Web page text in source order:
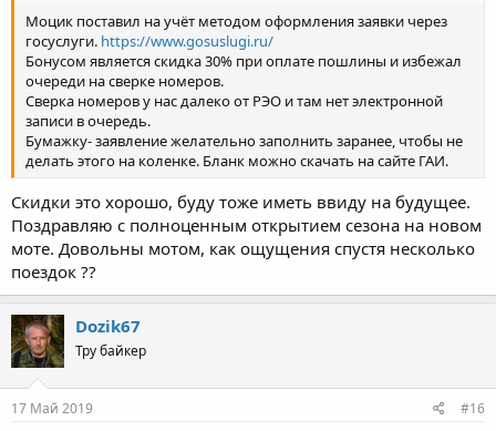
Моцик поставил на учёт методом оформления заявки через
госуслуги. https://www.gosuslugi.ru/
Бонусом является скидка 30% при оплате пошлины и избежал
очереди на сверке номеров.
Сверка номеров у нас далеко от РЭО и там нет электронной
записи в очередь.
Бумажку- заявление желательно заполнить заранее, чтобы не
делать этого на коленке. Бланк можно скачать на сайте ГАИ.
Скидки это хорошо, буду тоже иметь ввиду на будущее.
Поздравляю с полноценным открытием сезона на новом
моте. Довольны мотом, как ощущения спустя несколько
поездок ??
Dozik67
Тру байкер
17 Май 2019 #16